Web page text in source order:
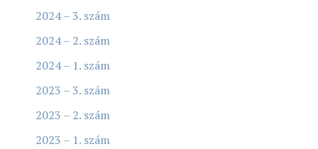
2024 – 3. szám
2024 – 2. szám
2024 – 1. szám
2023 – 3. szám
2023 – 2. szám
2023 – 1. szám